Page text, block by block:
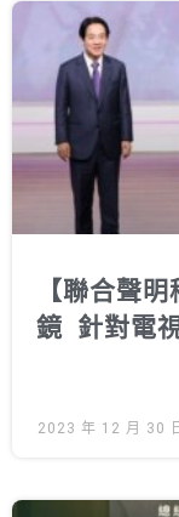
捐款支持
徵才資訊
活動行事曆
活動紀錄
教育推廣申請
加入志工
【聯合聲
鏡 針對電
2023 年 12 月 30